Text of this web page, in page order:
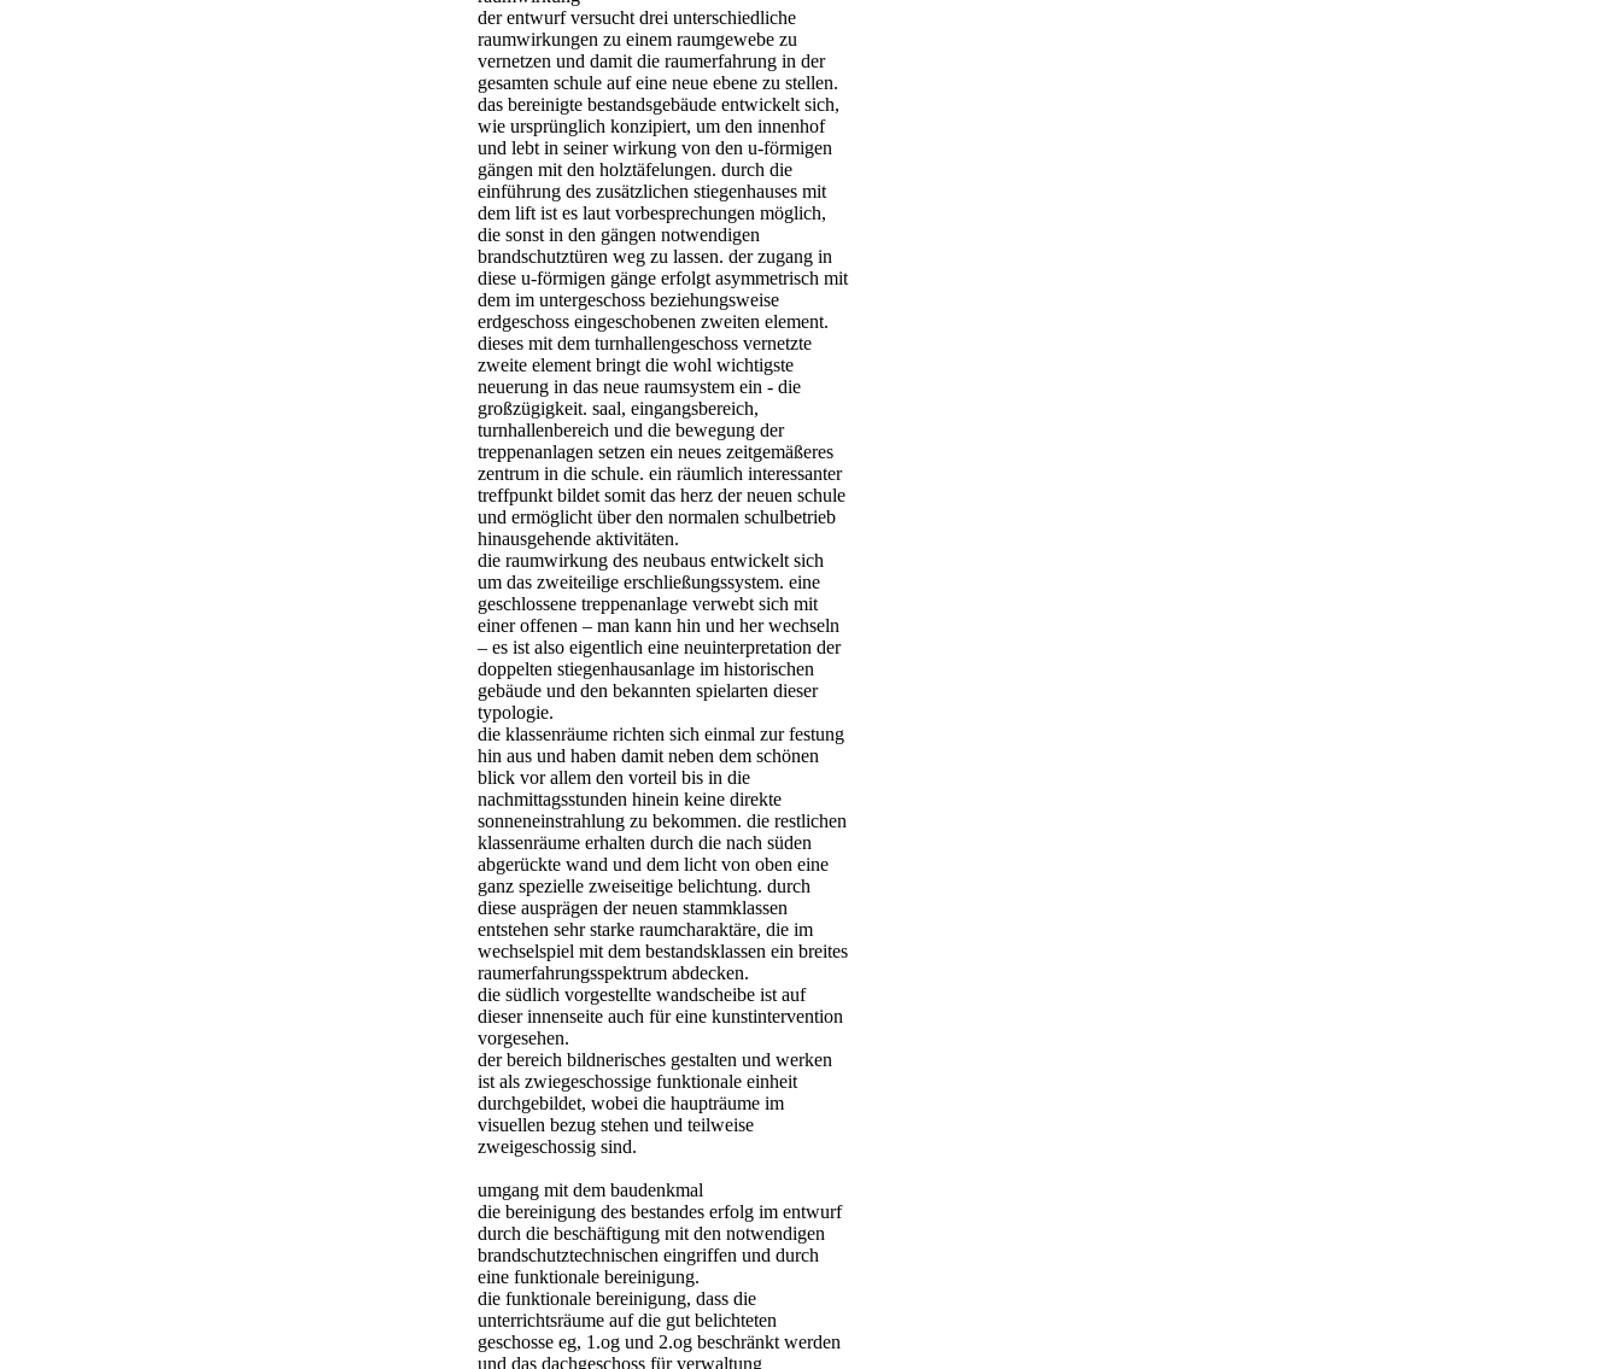
der entwurf versucht drei unterschiedliche
raumwirkungen zu einem raumgewebe zu
vernetzen und damit die raumerfahrung in der
gesamten schule auf eine neue ebene zu stellen.
das bereinigte bestandsgebäude entwickelt sich,
wie ursprünglich konzipiert, um den innenhof
und lebt in seiner wirkung von den u-förmigen
gängen mit den holztäfelungen. durch die
einführung des zusätzlichen stiegenhauses mit
dem lift ist es laut vorbesprechungen möglich,
die sonst in den gängen notwendigen
brandschutztüren weg zu lassen. der zugang in
diese u-förmigen gänge erfolgt asymmetrisch mit
dem im untergeschoss beziehungsweise
erdgeschoss eingeschobenen zweiten element.
dieses mit dem turnhallengeschoss vernetzte
zweite element bringt die wohl wichtigste
neuerung in das neue raumsystem ein - die
großzügigkeit. saal, eingangsbereich,
turnhallenbereich und die bewegung der
treppenanlagen setzen ein neues zeitgemäßeres
zentrum in die schule. ein räumlich interessanter
treffpunkt bildet somit das herz der neuen schule
und ermöglicht über den normalen schulbetrieb
hinausgehende aktivitäten.
die raumwirkung des neubaus entwickelt sich
um das zweiteilige erschließungssystem. eine
geschlossene treppenanlage verwebt sich mit
einer offenen – man kann hin und her wechseln
– es ist also eigentlich eine neuinterpretation der
doppelten stiegenhausanlage im historischen
gebäude und den bekannten spielarten dieser
typologie.
die klassenräume richten sich einmal zur festung
hin aus und haben damit neben dem schönen
blick vor allem den vorteil bis in die
nachmittagsstunden hinein keine direkte
sonneneinstrahlung zu bekommen. die restlichen
klassenräume erhalten durch die nach süden
abgerückte wand und dem licht von oben eine
ganz spezielle zweiseitige belichtung. durch
diese ausprägen der neuen stammklassen
entstehen sehr starke raumcharaktäre, die im
wechselspiel mit dem bestandsklassen ein breites
raumerfahrungsspektrum abdecken.
die südlich vorgestellte wandscheibe ist auf
dieser innenseite auch für eine kunstintervention
vorgesehen.
der bereich bildnerisches gestalten und werken
ist als zwiegeschossige funktionale einheit
durchgebildet, wobei die haupträume im
visuellen bezug stehen und teilweise
zweigeschossig sind.
umgang mit dem baudenkmal
die bereinigung des bestandes erfolg im entwurf
durch die beschäftigung mit den notwendigen
brandschutztechnischen eingriffen und durch
eine funktionale bereinigung.
die funktionale bereinigung, dass die
unterrichtsräume auf die gut belichteten
geschosse eg, 1.og und 2.og beschränkt werden
und das dachgeschoss für verwaltung